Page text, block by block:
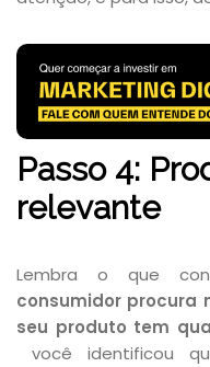
Passo 4:
relevante
Lembra o que
consumidor procura
seu produto tem
você identificou